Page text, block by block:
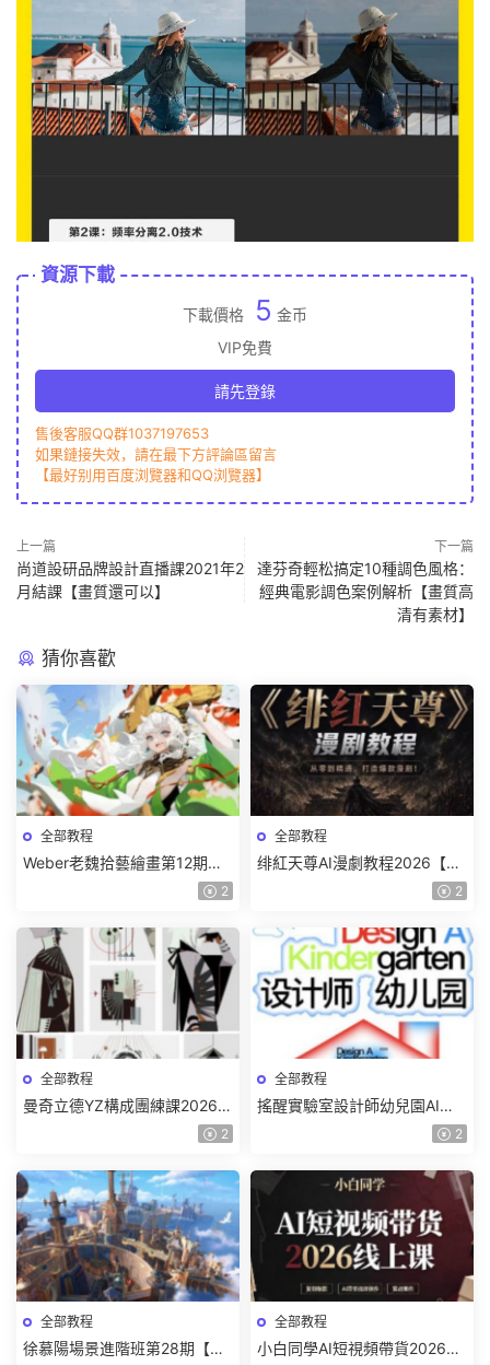
資源下載
下載價格 5 金币
VIP免費
請先登錄
售後客服QQ群1037197653
如果鏈接失效，請在最下方評論區留言
【最好别用百度浏覽器和QQ浏覽器】
上一篇
尚道設研品牌設計直播課2021年2
月結課【畫質還可以】
下一篇
達芬奇輕松搞定10種調色風格：
經典電影調色案例解析【畫質高
清有素材】
猜你喜歡
全部教程
Weber老魏拾藝繪畫第12期角
色特訓班【畫質不錯隻有視
2
全部教程
绯紅天尊AI漫劇教程2026【畫
2
全部教程
曼奇立德YZ構成團練課2026年
8月已結課【畫質高清有課件】
2
全部教程
搖醒實驗室設計師幼兒園AI軟
件基礎課2025【畫質不錯有素
2
全部教程
徐慕陽場景進階班第28期【畫
全部教程
小白同學AI短視頻帶貨2026線